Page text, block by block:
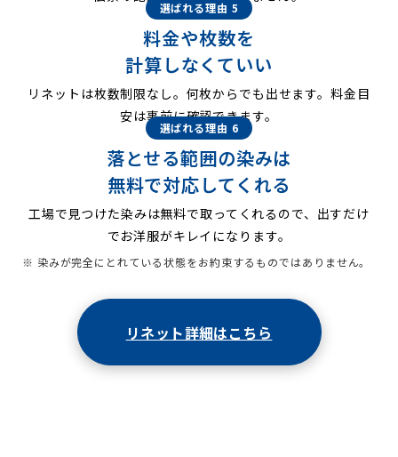
選ばれる理由 5
料金や枚数を
計算しなくていい
リネットは枚数制限なし。何枚からでも出せます。料金目
安は事前に確認できます。
選ばれる理由 6
落とせる範囲の染みは
無料で対応してくれる
工場で見つけた染みは無料で取ってくれるので、出すだけ
でお洋服がキレイになります。
※ 染みが完全にとれている状態をお約束するものではありません。
リネット詳細はこちら